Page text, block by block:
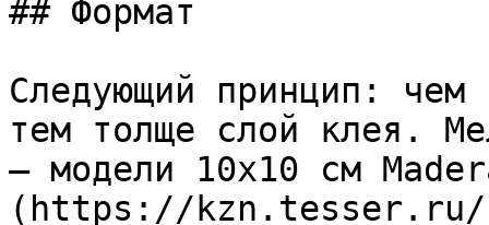
## Формат
Следующий принцип: чем
тем толще слой клея.
– модели 10х10 см
(https://kzn.tesser.ru/